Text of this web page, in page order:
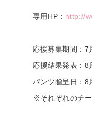
専用HP： http://
応援募集期間：
応援結果発表：8
パンツ贈呈日：8
※それぞれのチ